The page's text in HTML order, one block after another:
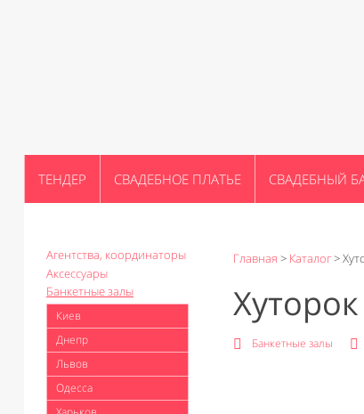
ТЕНДЕР СВАДЕБНОЕ ПЛАТЬЕ СВАДЕБНЫЙ
Агентства, координаторы
Аксессуары
Банкетные залы
Киев
Днепр
Львов
Одесса
Главная > Каталог>
Хуторок
Банкетные залы